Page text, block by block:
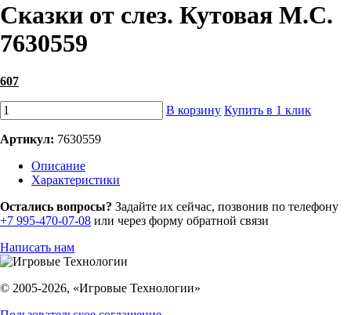
Сказки от слез. Кутовая М.С.
7630559
607
В корзину Купить в 1 клик
Артикул: 7630559
Описание
Характеристики
Остались вопросы? Задайте их сейчас, позвонив по телефону
+7 995-470-07-08 или через форму обратной связи
Написать нам
© 2005-2026, «Игровые Технологии»